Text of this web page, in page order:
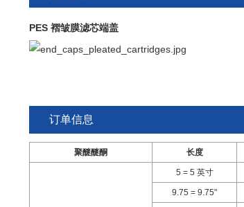
10" PES 褶皱膜滤芯的压降率
PES 褶皱膜滤芯端盖
订单信息
聚醚醚酮 长度
5 = 5 英寸
9.75 = 9.75"